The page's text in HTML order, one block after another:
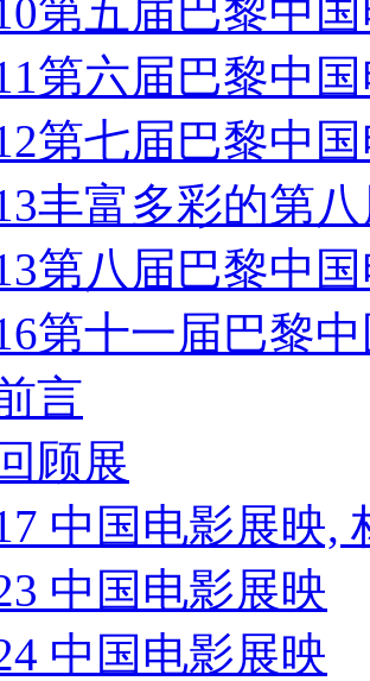
第五届巴黎中
第六届巴黎中
第七届巴黎中
丰富多彩的第
第八届巴黎中
第十一届巴黎
言
顾展
中国电影展映,
中国电影展映
中国电影展映